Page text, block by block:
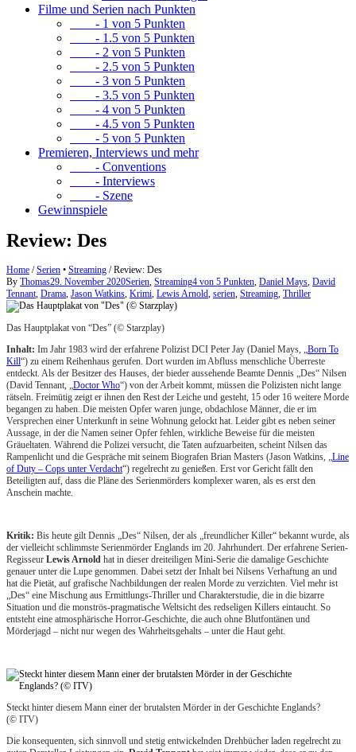
Filme und Serien nach Punkten
- 1 von 5 Punkten
- 1.5 von 5 Punkten
- 2 von 5 Punkten
- 2.5 von 5 Punkten
- 3 von 5 Punkten
- 3.5 von 5 Punkten
- 4 von 5 Punkten
- 4.5 von 5 Punkten
- 5 von 5 Punkten
Premieren, Interviews und mehr
- Conventions
- Interviews
- Szene
Gewinnspiele
Review: Des
Home /Serien • Streaming /Review: Des
By Thomas29. November 2020Serien, Streaming4 von 5 Punkten, Daniel Mays, David
Tennant, Drama, Jason Watkins, Krimi, Lewis Arnold, serien, Streaming, Thriller
Das Hauptplakat von “Des” (© Starzplay)
Inhalt: Im Jahr 1983 wird der erfahrene Polizist DCI Peter Jay (Daniel Mays, „Born To
Kill“) zu einem Reihenhaus gerufen. Dort wurden im Abfluss menschliche Überreste
entdeckt. Als der Besitzer des Hauses, der bieder aussehende Beamte Dennis „Des“ Nilsen
(David Tennant, „Doctor Who“) von der Arbeit kommt, müssen die Polizisten nicht lange
rätseln. Freimütig zeigt er ihnen den Rest der Leiche und gesteht, 15 oder 16 weitere Morde
begangen zu haben. Die meisten Opfer waren junge, obdachlose Männer, die er im
Versprechen einer Unterkunft in seine Wohnung gelockt hat. Leider gibt es neben seiner
Aussage, in der die Namen seiner Opfer fehlen, wirkliche Beweise für die meisten
Gräueltaten. Während die Polizei versucht, die Taten aufzuarbeiten, scheint Nilsen das
Rampenlicht und die Gespräche mit seinem Biografen Brian Masters (Jason Watkins, „Line
of Duty – Cops unter Verdacht“) regelrecht zu genießen. Erst vor Gericht fällt den
Beteiligten auf, dass die Pläne des Serienmörders komplexer waren, als es erst den
Anschein machte.
Kritik: Bis heute gilt Dennis „Des“ Nilsen, der als „freundlicher Killer“ bekannt wurde, als
der vielleicht schlimmste Serienmörder Englands im 20. Jahrhundert. Der erfahrene Serien-
Regisseur Lewis Arnold hat in dieser dreiteiligen Mini-Serie die damalige Geschichte
genauer unter die Lupe genommen. Dabei setzt der Inhalt bei Nilsens Verhaftung an und
hat die Pietät, auf grafische Nachbildungen der realen Morde zu verzichten. Viel mehr ist
„Des“ eine Mischung aus Ermittlungs-Thriller und Charakterstudie, die in die bizarre
Situation und die monströs-pragmatische Weltsicht des redseligen Killers eintaucht. So
entsteht eine atmosphärische Horror-Geschichte, die auch ohne Blutfontänen und
Mörderjagd – nicht nur wegen des Wahrheitsgehalts – unter die Haut geht.
Steckt hinter diesem Mann einer der brutalsten Mörder in der Geschichte Englands?
(© ITV)
Die konsequenten, sich sinnvoll und stetig entwickelnden Drehbücher laden regelrecht zu